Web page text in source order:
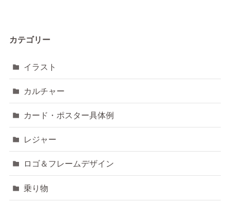
カテゴリー
イラスト
カルチャー
カード・ポスター具体例
レジャー
ロゴ＆フレームデザイン
乗り物